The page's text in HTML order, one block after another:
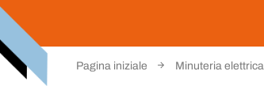
Pagina iniziale Minuteria elettrica